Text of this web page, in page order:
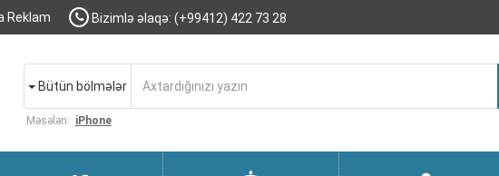
Reklam Bizimlə əlaqə: (+99412) 422 73 28
Bütün bölmələr
Məsələn: iPhone